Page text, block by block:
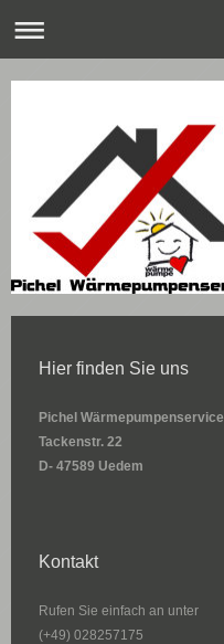
Hier finden Sie uns
Pichel Wärmepumpenservice
Tackenstr. 22
D- 47589 Uedem
Kontakt
Rufen Sie einfach an unter
(+49) 028257175